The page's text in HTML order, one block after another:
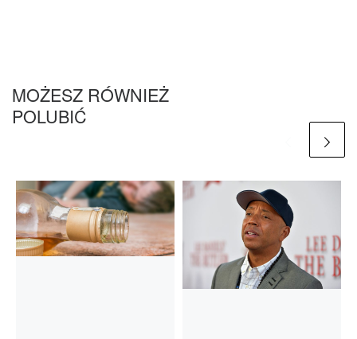
MOŻESZ RÓWNIEŻ
POLUBIĆ